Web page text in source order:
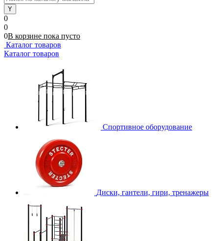
0
0
0В корзине пока пусто
Каталог товаров
Каталог товаров
Спортивное оборудование
Диски, гантели, гири, тренажеры